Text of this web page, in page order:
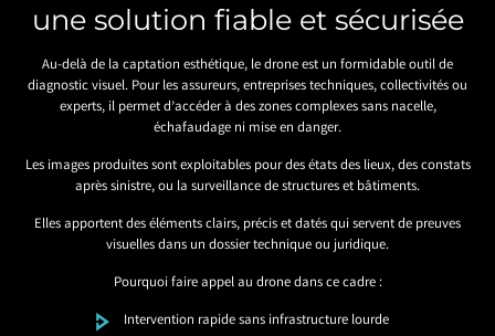
une solution fiable et sécurisée
Au-delà de la captation esthétique, le drone est un formidable outil de
diagnostic visuel. Pour les assureurs, entreprises techniques, collectivités ou
experts, il permet d’accéder à des zones complexes sans nacelle,
échafaudage ni mise en danger.
Les images produites sont exploitables pour des états des lieux, des constats
après sinistre, ou la surveillance de structures et bâtiments.
Elles apportent des éléments clairs, précis et datés qui servent de preuves
visuelles dans un dossier technique ou juridique.
Pourquoi faire appel au drone dans ce cadre :
Intervention rapide sans infrastructure lourde